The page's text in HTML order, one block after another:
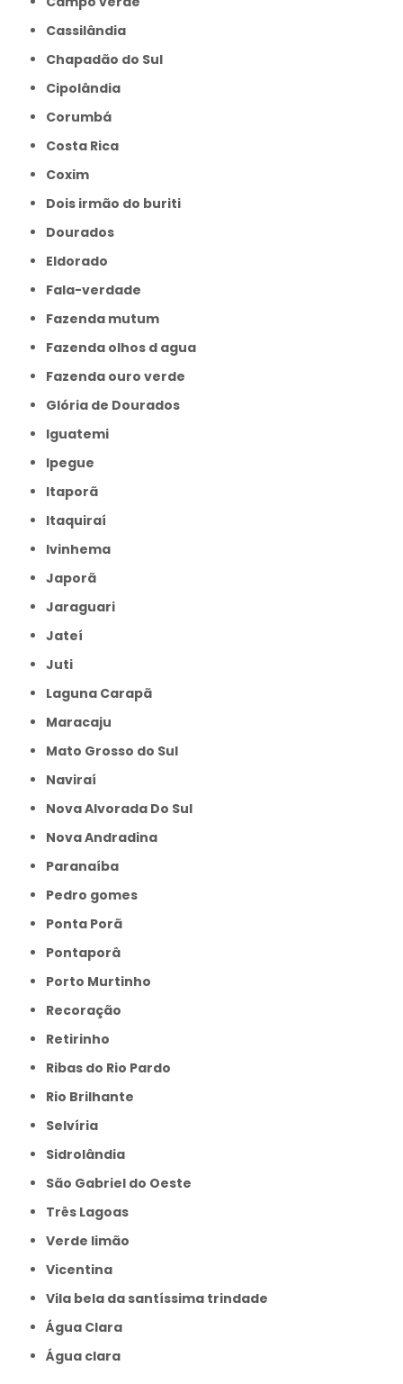
Cassilândia
Chapadão do Sul
Cipolândia
Corumbá
Costa Rica
Coxim
Dois irmão do buriti
Dourados
Eldorado
Fala-verdade
Fazenda mutum
Fazenda olhos d agua
Fazenda ouro verde
Glória de Dourados
Iguatemi
Ipegue
Itaporã
Itaquiraí
Ivinhema
Japorã
Jaraguari
Jateí
Juti
Laguna Carapã
Maracaju
Mato Grosso do Sul
Naviraí
Nova Alvorada Do Sul
Nova Andradina
Paranaíba
Pedro gomes
Ponta Porã
Pontaporâ
Porto Murtinho
Recoração
Retirinho
Ribas do Rio Pardo
Rio Brilhante
Selvíria
Sidrolândia
São Gabriel do Oeste
Três Lagoas
Verde limão
Vicentina
Vila bela da santíssima trindade
Água Clara
Água clara